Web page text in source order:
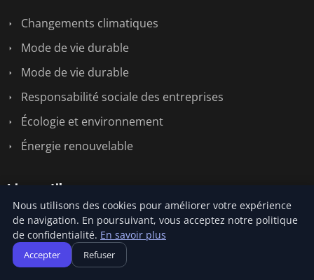
Changements climatiques
Mode de vie durable
Mode de vie durable
Responsabilité sociale des entreprises
Écologie et environnement
Énergie renouvelable
Liens utiles
Contact
Informations
Nous utilisons des cookies pour améliorer votre expérience
de navigation. En poursuivant, vous acceptez notre politique
de confidentialité. En savoir plus
Accepter Refuser